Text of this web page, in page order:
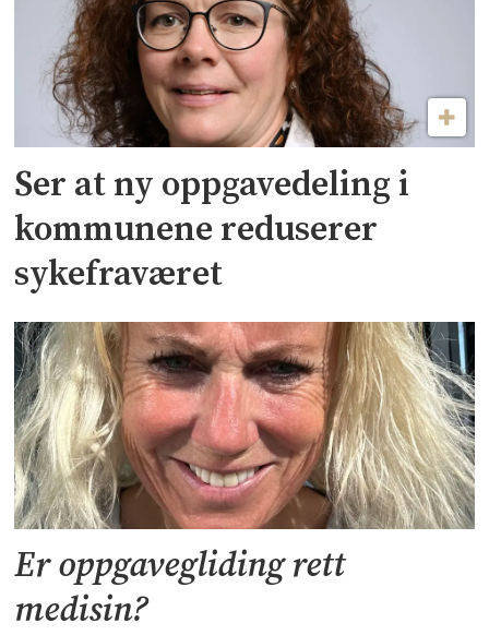
Ser at ny oppgavedeling i
kommunene reduserer
sykefraværet
Er oppgavegliding rett
medisin?